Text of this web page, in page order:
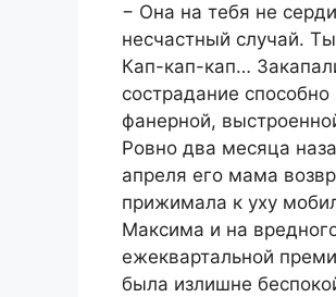
− Она на тебя не
несчастный случай.
Кап-кап-кап…
сострадание
фанерной,
Ровно два месяца
апреля его мама
прижимала к уху
Максима и на
ежеквартальной
была излишне